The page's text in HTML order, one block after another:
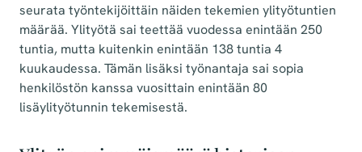
seurata työntekijöittäin näiden tekemien ylityötuntien
määrää. Ylityötä sai teettää vuodessa enintään 250
tuntia, mutta kuitenkin enintään 138 tuntia 4
kuukaudessa. Tämän lisäksi työnantaja sai sopia
henkilöstön kanssa vuosittain enintään 80
lisäylityötunnin tekemisestä.